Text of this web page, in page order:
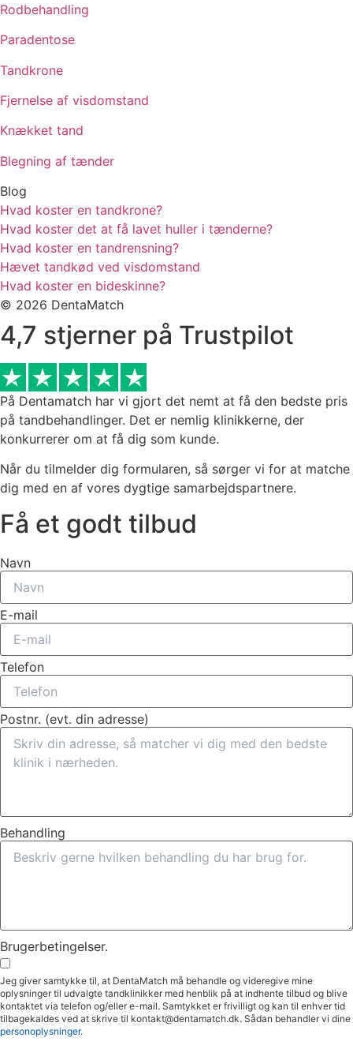
Rodbehandling
Paradentose
Tandkrone
Fjernelse af visdomstand
Knækket tand
Blegning af tænder
Blog
Hvad koster en tandkrone?
Hvad koster det at få lavet huller i tænderne?
Hvad koster en tandrensning?
Hævet tandkød ved visdomstand
Hvad koster en bideskinne?
© 2026 DentaMatch
4,7 stjerner på Trustpilot
På Dentamatch har vi gjort det nemt at få den bedste pris
på tandbehandlinger. Det er nemlig klinikkerne, der
konkurrerer om at få dig som kunde.
Når du tilmelder dig formularen, så sørger vi for at matche
dig med en af vores dygtige samarbejdspartnere.
Få et godt tilbud
Navn
E-mail
Telefon
Postnr. (evt. din adresse)
Behandling
Brugerbetingelser.
Jeg giver samtykke til, at DentaMatch må behandle og videregive mine
oplysninger til udvalgte tandklinikker med henblik på at indhente tilbud og blive
kontaktet via telefon og/eller e-mail. Samtykket er frivilligt og kan til enhver tid
tilbagekaldes ved at skrive til kontakt@dentamatch.dk. Sådan behandler vi dine
personoplysninger.